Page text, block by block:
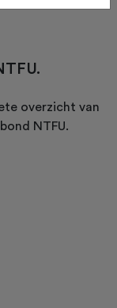
overzicht van
NTFU.